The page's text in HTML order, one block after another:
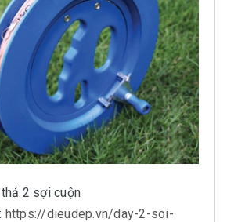
2 sợi cuộn
https://dieudep.vn/day-2-soi-